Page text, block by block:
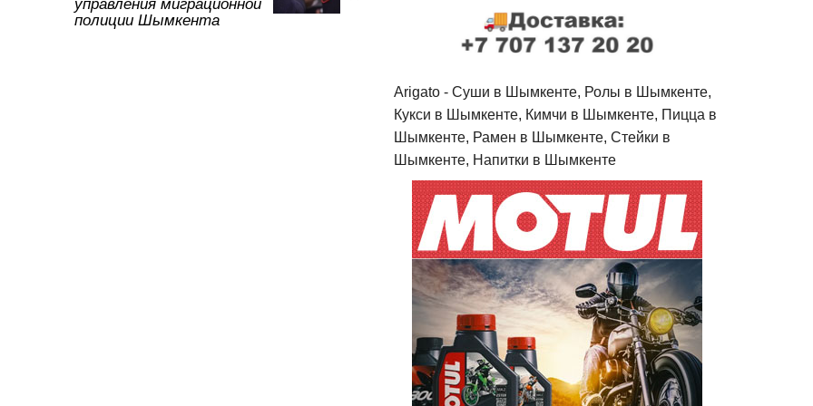
управления миграционной
полиции Шымкента
Arigato - Cуши в Шымкенте, Ролы в Шымкенте,
Кукси в Шымкенте, Кимчи в Шымкенте, Пицца в
Шымкенте, Рамен в Шымкенте, Стейки в
Шымкенте, Напитки в Шымкенте